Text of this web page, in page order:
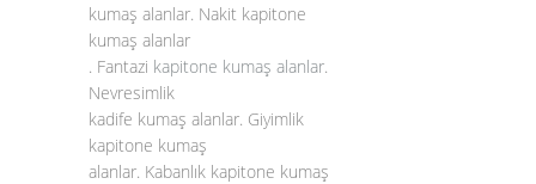
kumaş alanlar. Nakit kapitone
kumaş alanlar
. Fantazi kapitone kumaş alanlar.
Nevresimlik
kadife kumaş alanlar. Giyimlik
kapitone kumaş
alanlar. Kabanlık kapitone kumaş